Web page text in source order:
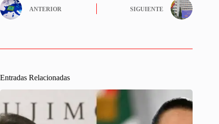
ANTERIOR SIGUIENTE
Entradas Relacionadas